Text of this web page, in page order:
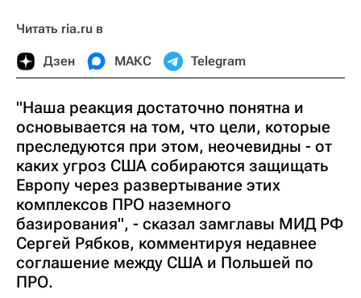
Читать ria.ru в
Дзен МАКС Telegram
"Наша реакция достаточно понятна и
основывается на том, что цели, которые
преследуются при этом, неочевидны - от
каких угроз США собираются защищать
Европу через развертывание этих
комплексов ПРО наземного
базирования", - сказал замглавы МИД РФ
Сергей Рябков, комментируя недавнее
соглашение между США и Польшей по
ПРО.